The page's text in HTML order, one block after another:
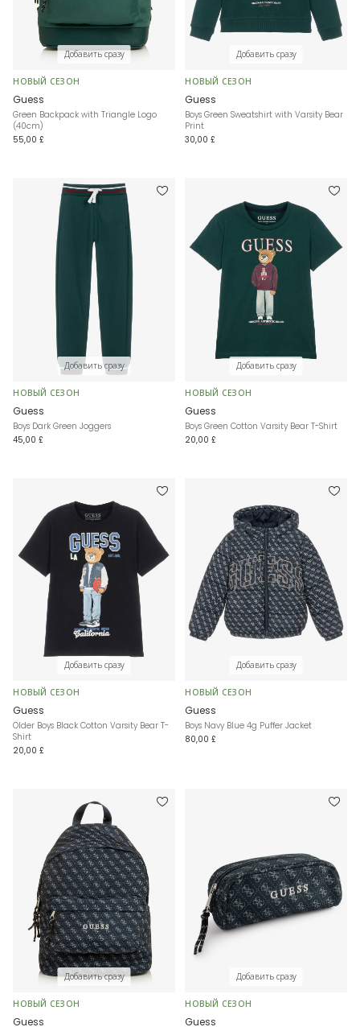
Добавить сразу
НОВЫЙ СЕЗОН
Guess
Green Backpack with Triangle Logo
(40cm)
55,00 £
Добавить сразу
НОВЫЙ СЕЗОН
Guess
Boys Green Sweatshirt with Varsity Bear
Print
30,00 £
Добавить сразу
НОВЫЙ СЕЗОН
Guess
Boys Dark Green Joggers
45,00 £
Добавить сразу
НОВЫЙ СЕЗОН
Guess
Boys Green Cotton Varsity Bear T-Shirt
20,00 £
Добавить сразу
НОВЫЙ СЕЗОН
Guess
Older Boys Black Cotton Varsity Bear T-
Shirt
20,00 £
Добавить сразу
НОВЫЙ СЕЗОН
Guess
Boys Navy Blue 4g Puffer Jacket
80,00 £
Добавить сразу
НОВЫЙ СЕЗОН
Guess
Добавить сразу
НОВЫЙ СЕЗОН
Guess